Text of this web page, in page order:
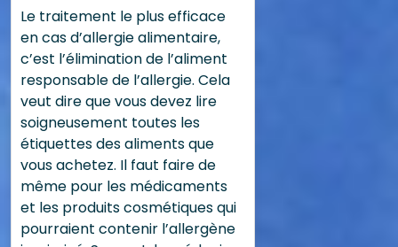
Le traitement le plus efficace
en cas d’allergie alimentaire,
c’est l’élimination de l’aliment
responsable de l’allergie. Cela
veut dire que vous devez lire
soigneusement toutes les
étiquettes des aliments que
vous achetez. Il faut faire de
même pour les médicaments
et les produits cosmétiques qui
pourraient contenir l’allergène